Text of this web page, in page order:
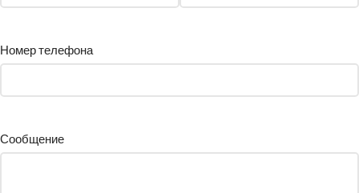
Номер телефона
Сообщение